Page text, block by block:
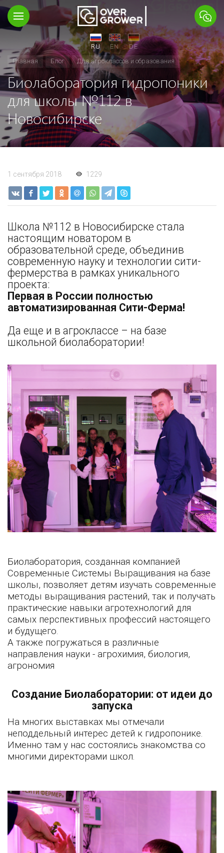
RU EN
DE
Главная
Блог Для агроклассов и образования
Биолаборатория гидропоники
для школы №112 в
Новосибирске
1 сентября 2018 1229
Школа №112 в Новосибирске стала
настоящим новатором в
образовательной среде, объединив
современную науку и технологии сити-
фермерства в рамках уникального
проекта:
Первая в России полностью
автоматизированная Сити-Ферма!
Да еще и в агроклассе – на базе
школьной биолаборатории!
Биолаборатория, созданная компанией
Современные Системы Выращивания на базе
школы, позволяет детям изучать современные
методы выращивания растений, так и получать
практические навыки агротехнологий для
самых перспективных профессий настоящего
и будущего.
А также погружаться в различные
направления науки - агрохимия, биология,
агрономия
Создание Биолаборатории: от идеи до
запуска
На многих выставках мы отмечали
неподдельный интерес детей к гидропонике.
Именно там у нас состоялись знакомства со
многими директорами школ.